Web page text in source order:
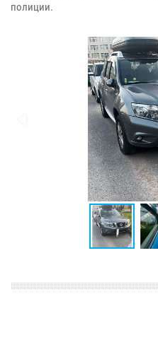
полиции.